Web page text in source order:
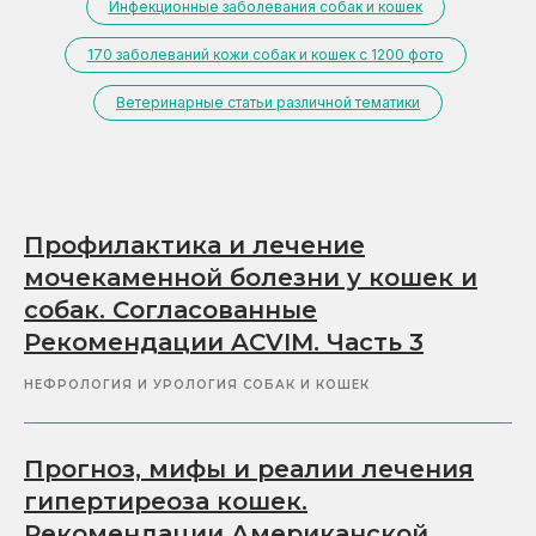
Инфекционные заболевания собак и кошек
170 заболеваний кожи собак и кошек с 1200 фото
Ветеринарные статьи различной тематики
Профилактика и лечение
мочекаменной болезни у кошек и
собак. Согласованные
Рекомендации ACVIM. Часть 3
НЕФРОЛОГИЯ И УРОЛОГИЯ СОБАК И КОШЕК
Прогноз, мифы и реалии лечения
гипертиреоза кошек.